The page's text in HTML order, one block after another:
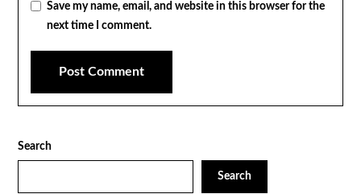
Save my name, email, and website in this browser for the
next time I comment.
Search
Search